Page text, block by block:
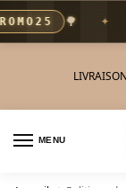
🌳
MENU